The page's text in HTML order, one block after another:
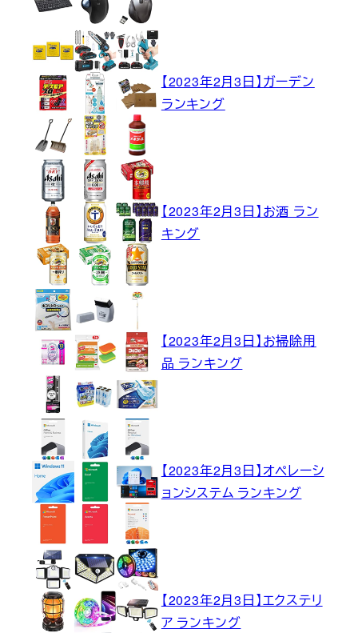
【2023年2月3日】ガーデン
ランキング
【2023年2月3日】お酒 ラン
キング
【2023年2月3日】お掃除用
品 ランキング
【2023年2月3日】オペレーシ
ョンシステム ランキング
【2023年2月3日】エクステリ
ア ランキング